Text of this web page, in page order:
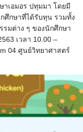
เอมอร ปทุมมา โดยมี
ศึกษาที่ได้รับทุน รวมทั้ง
รมต่าง ๆ ของนักศึกษา
เวลา 10.00 –
04 ศูนย์วิทยาศาสตร์